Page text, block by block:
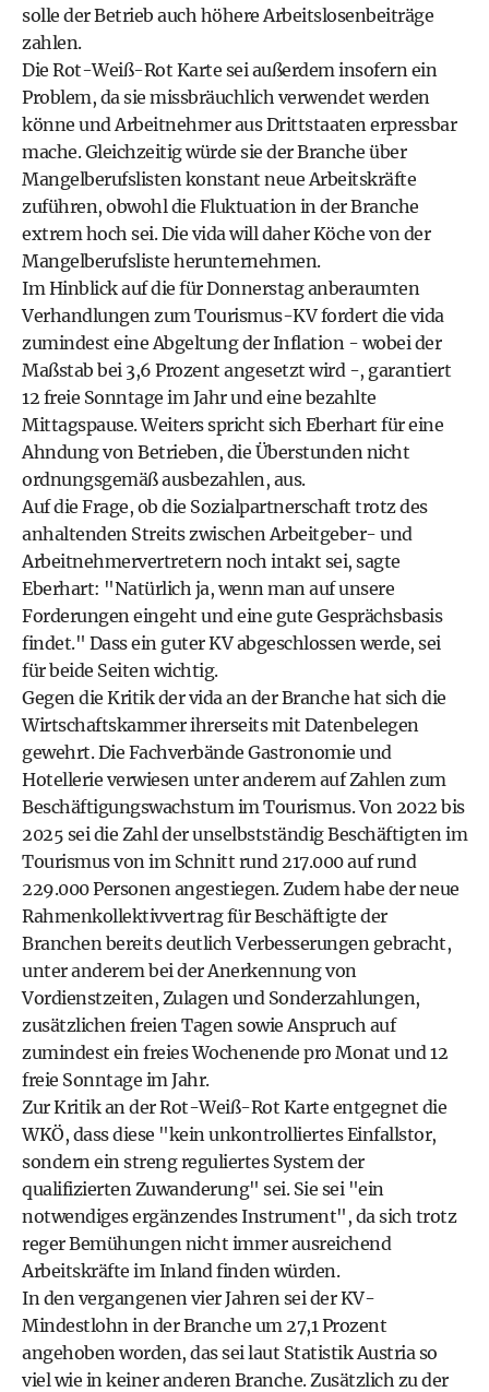
solle der Betrieb auch höhere Arbeitslosenbeiträge
zahlen.
Die Rot-Weiß-Rot Karte sei außerdem insofern ein
Problem, da sie missbräuchlich verwendet werden
könne und Arbeitnehmer aus Drittstaaten erpressbar
mache. Gleichzeitig würde sie der Branche über
Mangelberufslisten konstant neue Arbeitskräfte
zuführen, obwohl die Fluktuation in der Branche
extrem hoch sei. Die vida will daher Köche von der
Mangelberufsliste herunternehmen.
Im Hinblick auf die für Donnerstag anberaumten
Verhandlungen zum Tourismus-KV fordert die vida
zumindest eine Abgeltung der Inflation - wobei der
Maßstab bei 3,6 Prozent angesetzt wird -, garantiert
12 freie Sonntage im Jahr und eine bezahlte
Mittagspause. Weiters spricht sich Eberhart für eine
Ahndung von Betrieben, die Überstunden nicht
ordnungsgemäß ausbezahlen, aus.
Auf die Frage, ob die Sozialpartnerschaft trotz des
anhaltenden Streits zwischen Arbeitgeber- und
Arbeitnehmervertretern noch intakt sei, sagte
Eberhart: "Natürlich ja, wenn man auf unsere
Forderungen eingeht und eine gute Gesprächsbasis
findet." Dass ein guter KV abgeschlossen werde, sei
für beide Seiten wichtig.
Gegen die Kritik der vida an der Branche hat sich die
Wirtschaftskammer ihrerseits mit Datenbelegen
gewehrt. Die Fachverbände Gastronomie und
Hotellerie verwiesen unter anderem auf Zahlen zum
Beschäftigungswachstum im Tourismus. Von 2022 bis
2025 sei die Zahl der unselbstständig Beschäftigten im
Tourismus von im Schnitt rund 217.000 auf rund
229.000 Personen angestiegen. Zudem habe der neue
Rahmenkollektivvertrag für Beschäftigte der
Branchen bereits deutlich Verbesserungen gebracht,
unter anderem bei der Anerkennung von
Vordienstzeiten, Zulagen und Sonderzahlungen,
zusätzlichen freien Tagen sowie Anspruch auf
zumindest ein freies Wochenende pro Monat und 12
freie Sonntage im Jahr.
Zur Kritik an der Rot-Weiß-Rot Karte entgegnet die
WKÖ, dass diese "kein unkontrolliertes Einfallstor,
sondern ein streng reguliertes System der
qualifizierten Zuwanderung" sei. Sie sei "ein
notwendiges ergänzendes Instrument", da sich trotz
reger Bemühungen nicht immer ausreichend
Arbeitskräfte im Inland finden würden.
In den vergangenen vier Jahren sei der KV-
Mindestlohn in der Branche um 27,1 Prozent
angehoben worden, das sei laut Statistik Austria so
viel wie in keiner anderen Branche. Zusätzlich zu der